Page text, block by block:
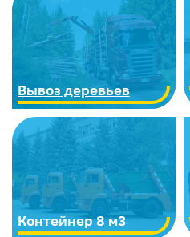
Вывоз деревьев
Контейнер 8 м3